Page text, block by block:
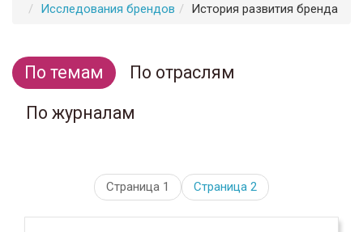
Исследования брендов
История развития бренда
По темам
По отраслям
По журналам
Страница 1 Страница 2